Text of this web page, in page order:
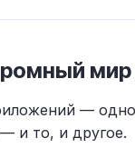
—
и то, и другое.